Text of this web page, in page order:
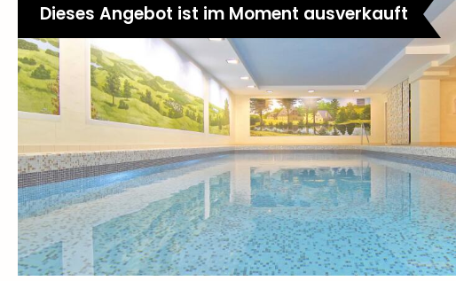
Dieses Angebot ist im Moment ausverkauft